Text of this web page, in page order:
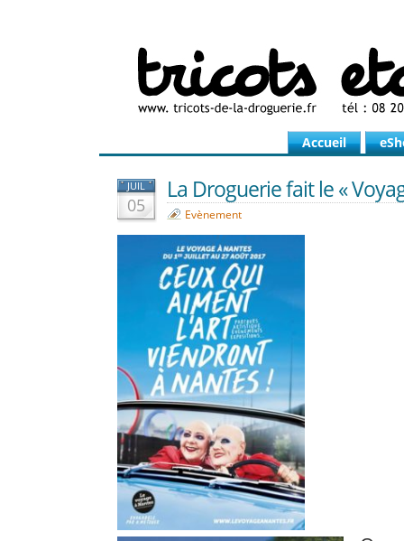
Accueil
JUIL
05
La Droguerie fait le «
Evènement